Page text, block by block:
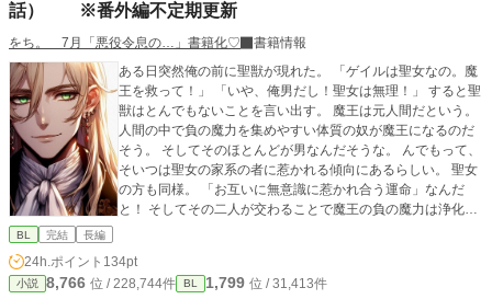
話） ※番外編不定期更新
をち。 7月「悪役令息の…」書籍化♡
書籍情報
ある日突然俺の前に聖獣が現れた。 「ゲイルは聖女なの。魔
王を救って！」 「いや、俺男だし！聖女は無理！」 すると聖
獣はとんでもないことを言い出す。 魔王は元人間だという。
人間の中で負の魔力を集めやすい体質の奴が魔王になるのだ
そう。 そしてそのほとんどが男なんだそうな。 んでもって、
そいつは聖女の家系の者に惹かれる傾向にあるらしい。 聖女
の方も同様。 「お互いに無意識に惹かれ合う運命」なんだ
と！ そしてその二人が交わることで魔王の負の魔力は浄化さ
かく、それは聖女の家系の方が男だろうと女だろうと関係な
いらしい。 お構いなしに惹かれ合っちまう。 だから聖女の血
BL 完結 長編
24h.ポイント 134pt
小説 8,766 位 / 228,744件 BL 1,799 位 / 31,413件